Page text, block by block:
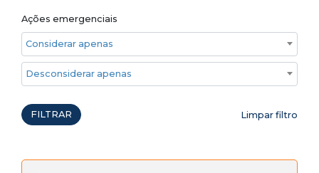
Ações emergenciais
Considerar apenas ações emergenciais
Desconsiderar apenas ações emergenciais
FILTRAR Limpar filtro